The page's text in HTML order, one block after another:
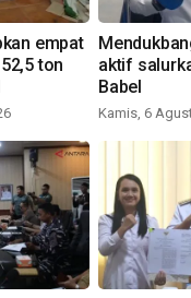
empat
ton
aktif
Babel
Kamis, 6